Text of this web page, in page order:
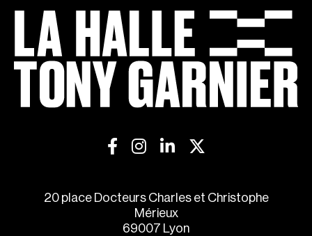
20 place Docteurs Charles et Christophe
Mérieux
69007 Lyon